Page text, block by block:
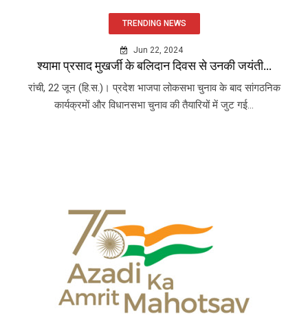
TRENDING NEWS
Jun 22, 2024
श्यामा प्रसाद मुखर्जी के बलिदान दिवस से उनकी जयंती...
रांची, 22 जून (हि.स.)। प्रदेश भाजपा लोकसभा चुनाव के बाद सांगठनिक
कार्यक्रमों और विधानसभा चुनाव की तैयारियों में जुट गई...